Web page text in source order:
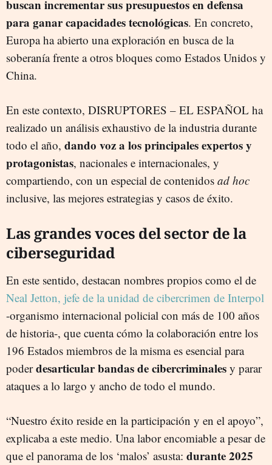
buscan incrementar sus presupuestos en defensa
para ganar capacidades tecnológicas. En concreto,
Europa ha abierto una exploración en busca de la
soberanía frente a otros bloques como Estados Unidos y
China.
En este contexto, DISRUPTORES – EL ESPAÑOL ha
realizado un análisis exhaustivo de la industria durante
todo el año, dando voz a los principales expertos y
protagonistas, nacionales e internacionales, y
compartiendo, con un especial de contenidos ad hoc
inclusive, las mejores estrategias y casos de éxito.
Las grandes voces del sector de la
ciberseguridad
En este sentido, destacan nombres propios como el de
Neal Jetton, jefe de la unidad de cibercrimen de Interpol
-organismo internacional policial con más de 100 años
de historia-, que cuenta cómo la colaboración entre los
196 Estados miembros de la misma es esencial para
poderdesarticular bandas de cibercriminales y parar
ataques a lo largo y ancho de todo el mundo.
“Nuestro éxito reside en la participación y en el apoyo”,
explicaba a este medio. Una labor encomiable a pesar de
que el panorama de los ‘malos’ asusta: durante 2025